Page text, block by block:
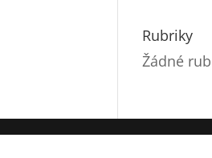
Rubriky
Žádné